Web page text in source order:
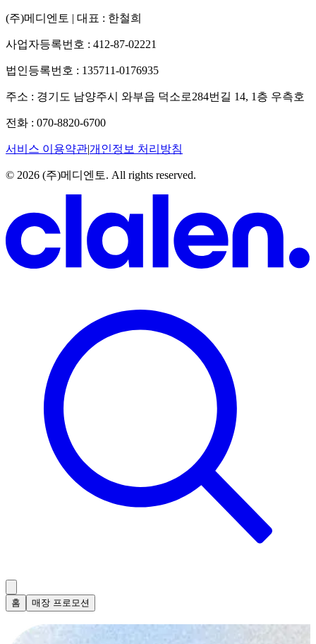
(주)메디엔토 | 대표 : 한철희
사업자등록번호 : 412-87-02221
법인등록번호 : 135711-0176935
주소 : 경기도 남양주시 와부읍 덕소로284번길 14, 1층 우측호
전화 : 070-8820-6700
서비스 이용약관|개인정보 처리방침
© 2026 (주)메디엔토. All rights reserved.
홈 매장 프로모션